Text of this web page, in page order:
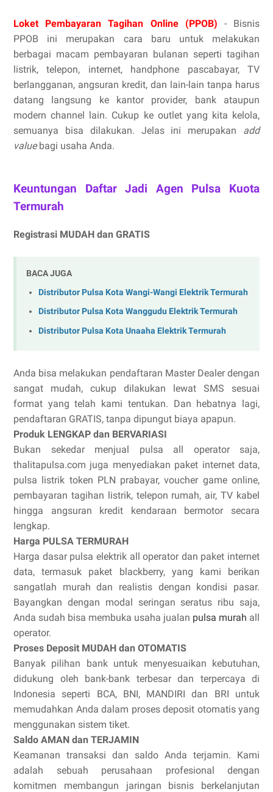
Loket Pembayaran Tagihan Online (PPOB) - Bisnis
PPOB ini merupakan cara baru untuk melakukan
berbagai macam pembayaran bulanan seperti tagihan
listrik, telepon, internet, handphone pascabayar, TV
berlangganan, angsuran kredit, dan lain-lain tanpa harus
datang langsung ke kantor provider, bank ataupun
modern channel lain. Cukup ke outlet yang kita kelola,
semuanya bisa dilakukan. Jelas ini merupakan add
valuebagi usaha Anda.
Keuntungan Daftar Jadi Agen Pulsa Kuota
Termurah
Registrasi MUDAH dan GRATIS
BACA JUGA
Distributor Pulsa Kota Wangi-Wangi Elektrik Termurah
Distributor Pulsa Kota Wanggudu Elektrik Termurah
Distributor Pulsa Kota Unaaha Elektrik Termurah
Anda bisa melakukan pendaftaran Master Dealer dengan
sangat mudah, cukup dilakukan lewat SMS sesuai
format yang telah kami tentukan. Dan hebatnya lagi,
pendaftaran GRATIS, tanpa dipungut biaya apapun.
Produk LENGKAP dan BERVARIASI
Bukan sekedar menjual pulsa all operator saja,
thalitapulsa.com juga menyediakan paket internet data,
pulsa listrik token PLN prabayar, voucher game online,
pembayaran tagihan listrik, telepon rumah, air, TV kabel
hingga angsuran kredit kendaraan bermotor secara
lengkap.
Harga PULSA TERMURAH
Harga dasar pulsa elektrik all operator dan paket internet
data, termasuk paket blackberry, yang kami berikan
sangatlah murah dan realistis dengan kondisi pasar.
Bayangkan dengan modal seringan seratus ribu saja,
Anda sudah bisa membuka usaha jualan pulsa murah all
operator.
Proses Deposit MUDAH dan OTOMATIS
Banyak pilihan bank untuk menyesuaikan kebutuhan,
didukung oleh bank-bank terbesar dan terpercaya di
Indonesia seperti BCA, BNI, MANDIRI dan BRI untuk
memudahkan Anda dalam proses deposit otomatis yang
menggunakan sistem tiket.
Saldo AMAN dan TERJAMIN
Keamanan transaksi dan saldo Anda terjamin. Kami
adalah sebuah perusahaan profesional dengan
komitmen membangun jaringan bisnis berkelanjutan